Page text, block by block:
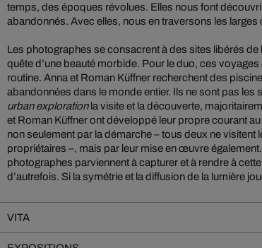
temps, des époques révolues. Elles nous font
abandonnés. Avec elles, nous en traversons les
Les photographes se consacrent à des sites libérés
quête d’une beauté morbide. Pour le duo, ces
routine. Anna et Roman Küffner recherchent des
abandonnées dans le monde entier. Ils ne sont pas les
urban explorationla visite et la découverte,
et Roman Küffner ont développé leur propre courant
non seulement par la démarche – tous deux ne visitent
propriétaires –, mais par leur mise en œuvre
photographes parviennent à capturer et à rendre à
d’autrefois. Si la symétrie et la diffusion de la lumière
VITA